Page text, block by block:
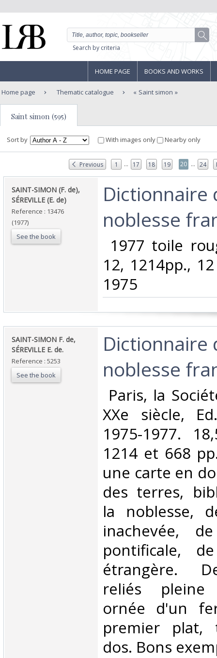
Search by criteria
HOME PAGE BOOKS AND WORKS
Home page Thematic catalogue Saint simon
Saint simon (595)
Sort by With images only Nearby only
Previous 1 ... 17 18 19 20 ... 24
‎SAINT-SIMON (F. de),
SÉREVILLE (E. de)‎
Reference : 13476
(1977)
See the book
‎Dictionnaire
noblesse
1977 toile
12, 1214pp.,
1975‎
‎SAINT-SIMON F. de,
SÉREVILLE E. de. ‎
Reference : 5253
See the book
‎Dictionnaire
noblesse
Paris, la
XXe siècle,
1975-1977.
1214 et 668
une carte en
des terres,
la noblesse,
inachevée,
pontificale,
étrangère.
reliés
ornée d'un
premier
dos. Bons